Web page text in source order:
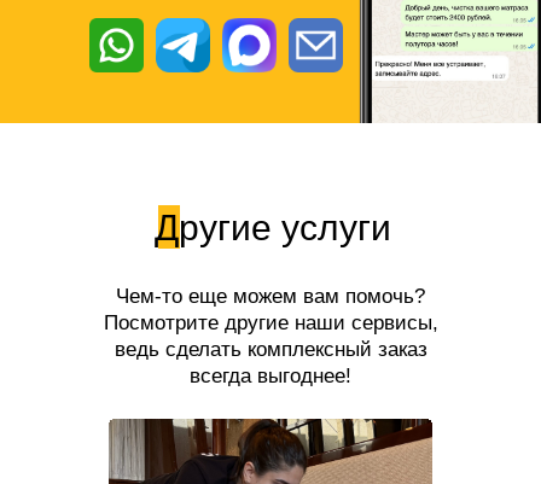
Другие услуги
Чем-то еще можем вам помочь?
Посмотрите другие наши сервисы,
ведь сделать комплексный заказ
всегда выгоднее!